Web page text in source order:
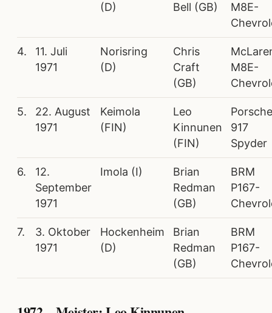
(D)
Bell (GB)
M8E-
4.
11. Juli
1971
Norisring
(D)
Chris
Craft
(GB)
M8E-
5.
22. August
1971
Keimola
(FIN)
Leo
Kinnunen
(FIN)
Porsche
917
Spyder
6.
12.
September
1971
Imola (I)
Brian
Redman
(GB)
BRM
P167-
7.
3. Oktober
1971
Hockenheim
(D)
Brian
Redman
(GB)
BRM
P167-